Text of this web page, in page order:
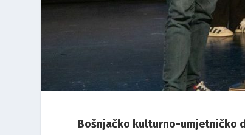
Bošnjačko kulturno-umjetničko